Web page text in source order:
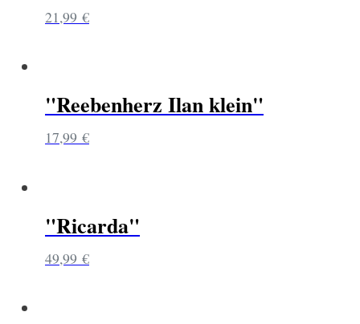
21,99 €
"Reebenherz Ilan klein"
17,99 €
"Ricarda"
49,99 €